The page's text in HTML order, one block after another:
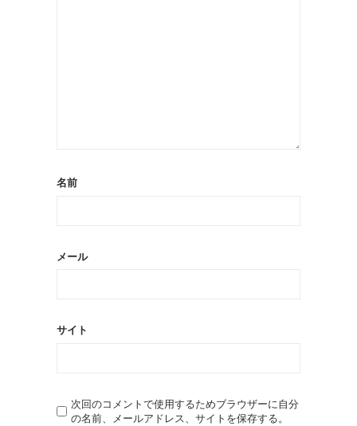
名前
メール
サイト
次回のコメントで使用するためブラウザーに自分
の名前、メールアドレス、サイトを保存する。